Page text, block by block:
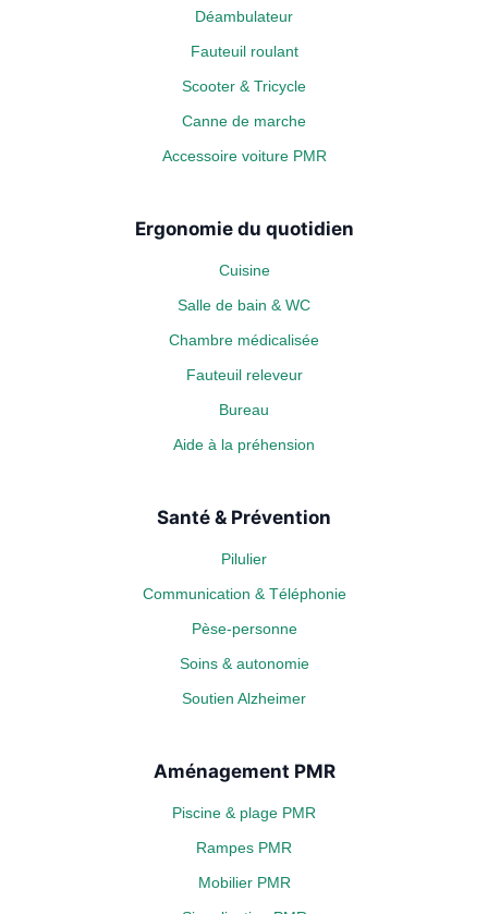
Déambulateur
Fauteuil roulant
Scooter & Tricycle
Canne de marche
Accessoire voiture PMR
Ergonomie du quotidien
Cuisine
Salle de bain & WC
Chambre médicalisée
Fauteuil releveur
Bureau
Aide à la préhension
Santé & Prévention
Pilulier
Communication & Téléphonie
Pèse-personne
Soins & autonomie
Soutien Alzheimer
Aménagement PMR
Piscine & plage PMR
Rampes PMR
Mobilier PMR